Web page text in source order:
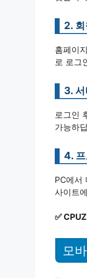
2.
홈페이
로 로그
3.
로그인
가능하
4.
PC에서
사이트
✅
모